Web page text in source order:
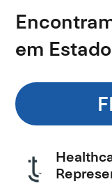
em